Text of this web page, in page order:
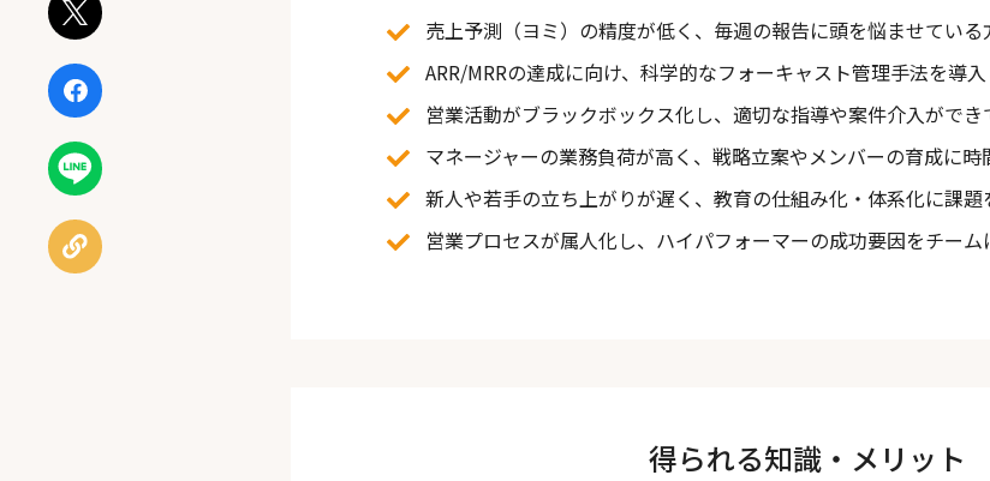
ポスト
シェア
LINEで
送る
URLを
コピー
売上予測（ヨミ）の精度が低く、毎週の報告に頭を悩ませている
ARR/MRRの達成に向け、科学的なフォーキャスト管理手法を導入
営業活動がブラックボックス化し、適切な指導や案件介入ができ
マネージャーの業務負荷が高く、戦略立案やメンバーの育成に時
新人や若手の立ち上がりが遅く、教育の仕組み化・体系化に課題
営業プロセスが属人化し、ハイパフォーマーの成功要因をチーム
得られる知識・メリット